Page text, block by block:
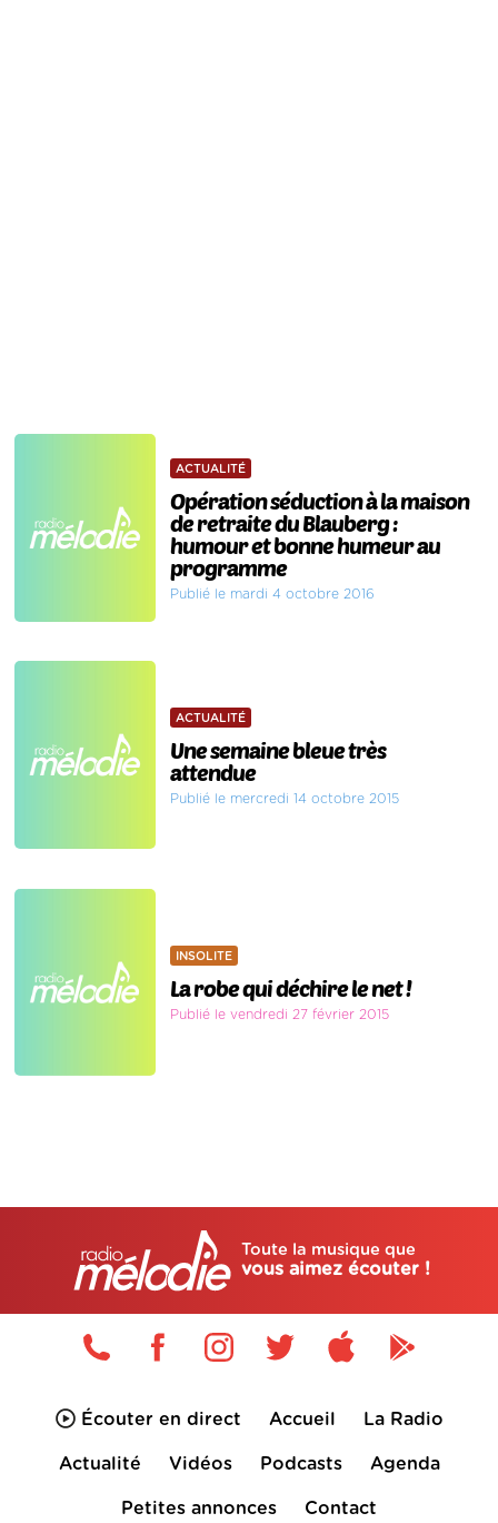
ACTUALITÉ
Opération séduction à la maison
de retraite du Blauberg :
humour et bonne humeur au
programme
Publié le mardi 4 octobre 2016
ACTUALITÉ
Une semaine bleue très
attendue
Publié le mercredi 14 octobre 2015
INSOLITE
La robe qui déchire le net !
Publié le vendredi 27 février 2015
Toute la musique que
vous aimez écouter !
Écouter en direct Accueil La Radio
Actualité Vidéos Podcasts Agenda
Petites annonces Contact